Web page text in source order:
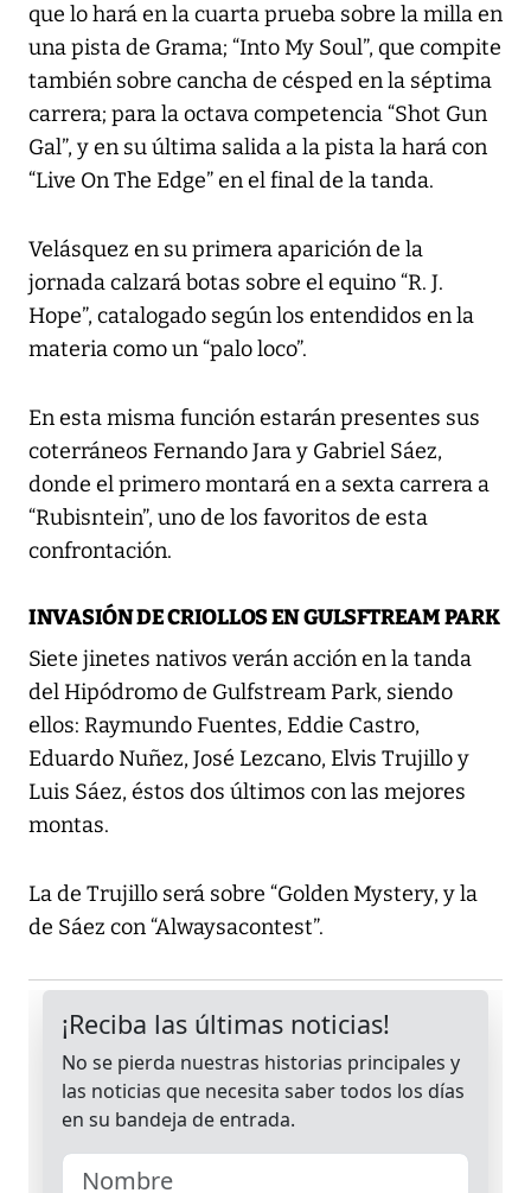
que lo hará en la cuarta prueba sobre la milla en
una pista de Grama; “Into My Soul”, que compite
también sobre cancha de césped en la séptima
carrera; para la octava competencia “Shot Gun
Gal”, y en su última salida a la pista la hará con
“Live On The Edge” en el final de la tanda.
Velásquez en su primera aparición de la
jornada calzará botas sobre el equino “R. J.
Hope”, catalogado según los entendidos en la
materia como un “palo loco”.
En esta misma función estarán presentes sus
coterráneos Fernando Jara y Gabriel Sáez,
donde el primero montará en a sexta carrera a
“Rubisntein”, uno de los favoritos de esta
confrontación.
INVASIÓN DE CRIOLLOS EN GULSFTREAM PARK
Siete jinetes nativos verán acción en la tanda
del Hipódromo de Gulfstream Park, siendo
ellos: Raymundo Fuentes, Eddie Castro,
Eduardo Nuñez, José Lezcano, Elvis Trujillo y
Luis Sáez, éstos dos últimos con las mejores
montas.
La de Trujillo será sobre “Golden Mystery, y la
de Sáez con “Alwaysacontest”.